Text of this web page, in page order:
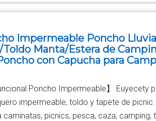
Impermeable Poncho
Manta/Estera de
con Capucha para
Poncho Impermeable】 Euyecety
impermeable, toldo y tapete de
caminatas, picnics, pesca, caza, camping,